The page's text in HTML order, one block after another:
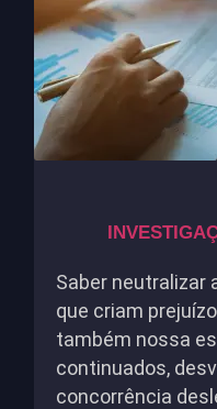
Saber neutralizar
que criam
também nossa
continuados,
concorrência